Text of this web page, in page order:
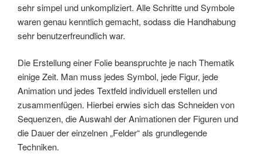
sehr simpel und unkompliziert. Alle Schritte und Symbole
waren genau kenntlich gemacht, sodass die Handhabung
sehr benutzerfreundlich war.
Die Erstellung einer Folie beanspruchte je nach Thematik
einige Zeit. Man muss jedes Symbol, jede Figur, jede
Animation und jedes Textfeld individuell erstellen und
zusammenfügen. Hierbei erwies sich das Schneiden von
Sequenzen, die Auswahl der Animationen der Figuren und
die Dauer der einzelnen „Felder“ als grundlegende
Techniken.